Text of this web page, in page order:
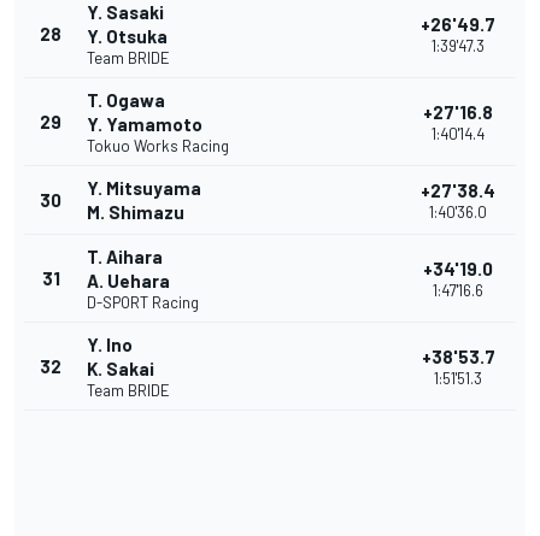
28
Y. Sasaki
Y. Otsuka
Team BRIDE
+26'49.7
1:39'47.3
29
T. Ogawa
Y. Yamamoto
Tokuo Works Racing
+27'16.8
1:40'14.4
30
Y. Mitsuyama
M. Shimazu
+27'38.4
1:40'36.0
31
T. Aihara
A. Uehara
D-SPORT Racing
+34'19.0
1:47'16.6
32
Y. Ino
K. Sakai
Team BRIDE
+38'53.7
1:51'51.3